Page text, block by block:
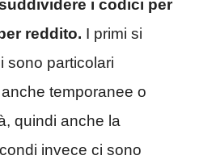
i codici per
reddito. I primi si
sono particolari
temporanee o
quindi anche la
invece ci sono